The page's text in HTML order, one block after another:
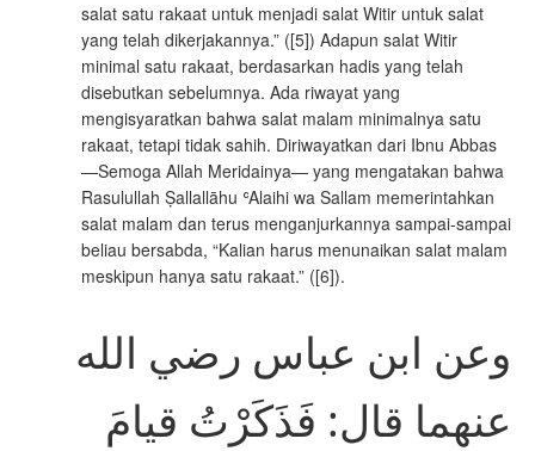
salat satu rakaat untuk menjadi salat Witir untuk salat
yang telah dikerjakannya.” ([5]) Adapun salat Witir
minimal satu rakaat, berdasarkan hadis yang telah
disebutkan sebelumnya. Ada riwayat yang
mengisyaratkan bahwa salat malam minimalnya satu
rakaat, tetapi tidak sahih. Diriwayatkan dari Ibnu Abbas
—Semoga Allah Meridainya— yang mengatakan bahwa
Rasulullah Ṣallallāhu ʿAlaihi wa Sallam memerintahkan
salat malam dan terus menganjurkannya sampai-sampai
beliau bersabda, “Kalian harus menunaikan salat malam
meskipun hanya satu rakaat.” ([6]).
وعن ابن عباس رضي الله
عنهما قال: فَذَكَرْتُ قيامَ